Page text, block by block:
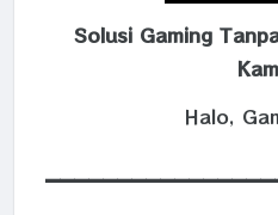
Solusi Gaming
Halo,